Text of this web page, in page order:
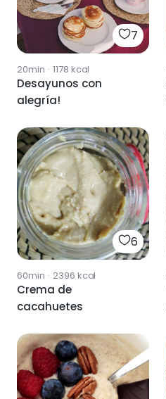
7
20min · 1178 kcal
Desayunos con
alegría!
6
60min · 2396 kcal
Crema de
cacahuetes